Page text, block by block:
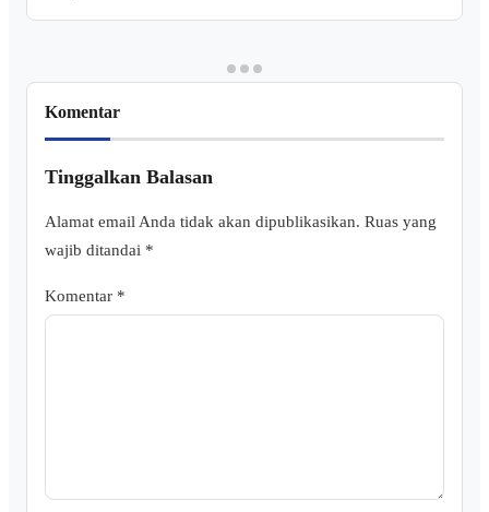
Komentar
Tinggalkan Balasan
Alamat email Anda tidak akan dipublikasikan. Ruas yang
wajib ditandai *
Komentar *